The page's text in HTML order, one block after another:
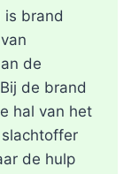
is brand
de
de brand
hal van het
de hulp